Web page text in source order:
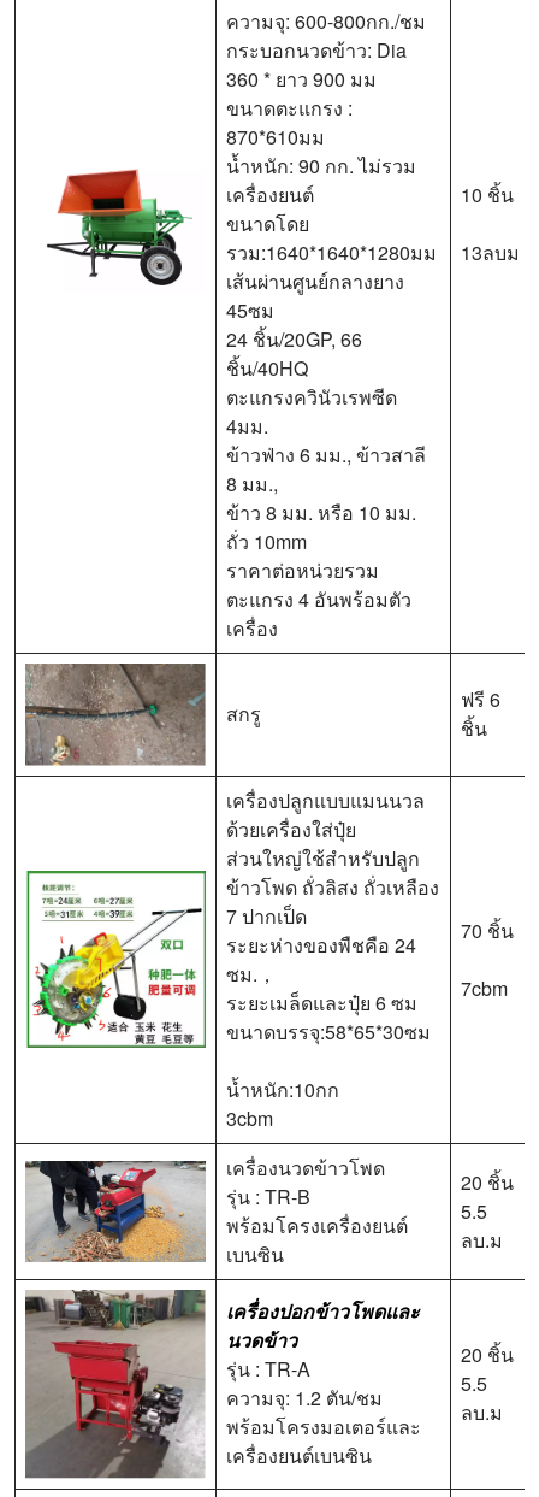
ความจุ: 600-800กก./ชม
กระบอกนวดข้าว: Dia
360 * ยาว 900 มม
ขนาดตะแกรง :
870*610มม
น้ำหนัก: 90 กก. ไม่รวม
เครื่องยนต์
ขนาดโดย
รวม:1640*1640*1280มม
เส้นผ่านศูนย์กลางยาง
45ซม
24 ชิ้น/20GP, 66
ชิ้น/40HQ
ตะแกรงควินัวเรพซีด
4มม.
ข้าวฟ่าง 6 มม., ข้าวสาลี
8 มม.,
ข้าว 8 มม. หรือ 10 มม.
ถั่ว 10mm
ราคาต่อหน่วยรวม
ตะแกรง 4 อันพร้อมตัว
เครื่อง
10 ชิ้น
13ลบม
สกรู
ฟรี 6
ชิ้น
เครื่องปลูกแบบแมนนวล
ด้วยเครื่องใส่ปุ๋ย
ส่วนใหญ่ใช้สำหรับปลูก
ข้าวโพด ถั่วลิสง ถั่วเหลือง
7 ปากเป็ด
ระยะห่างของพืชคือ 24
ซม.，
ระยะเมล็ดและปุ๋ย 6 ซม
ขนาดบรรจุ:58*65*30ซม
น้ำหนัก:10กก
3cbm
70 ชิ้น
7cbm
เครื่องนวดข้าวโพด
รุ่น : TR-B
พร้อมโครงเครื่องยนต์
เบนซิน
20 ชิ้น
5.5
ลบ.ม
เครื่องปอกข้าวโพดและ
นวดข้าว
รุ่น : TR-A
ความจุ: 1.2 ตัน/ชม
พร้อมโครงมอเตอร์และ
เครื่องยนต์เบนซิน
20 ชิ้น
5.5
ลบ.ม